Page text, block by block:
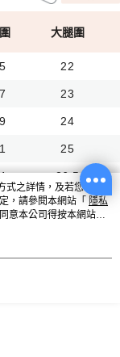
大腿圍
22
23
24
25
26.5
28
）
之詳情，及若您不希
，請參閱本網站「 隱私
意本公司得按本網站使